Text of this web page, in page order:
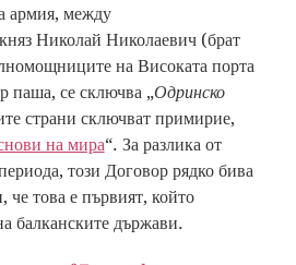
армия, между
Николай Николаевич (брат
на Високата порта
паша, се сключва „Одринско
страни сключват примирие,
на мира“. За разлика от
този Договор рядко бива
че това е първият, който
балканските държави.